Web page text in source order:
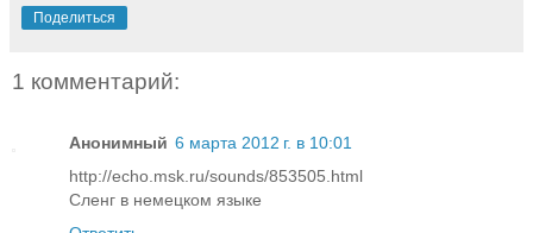
Поделиться
1 комментарий:
Анонимный 6 марта 2012 г. в 10:01
http://echo.msk.ru/sounds/853505.html
Сленг в немецком языке